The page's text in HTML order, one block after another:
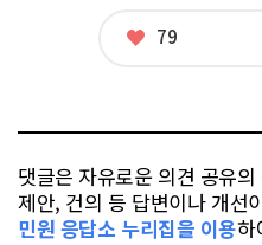
좋
79
댓글은 자유로운 의견 공유
제안, 건의 등 답변이나 개선
민원 응답소 누리집을 이용하